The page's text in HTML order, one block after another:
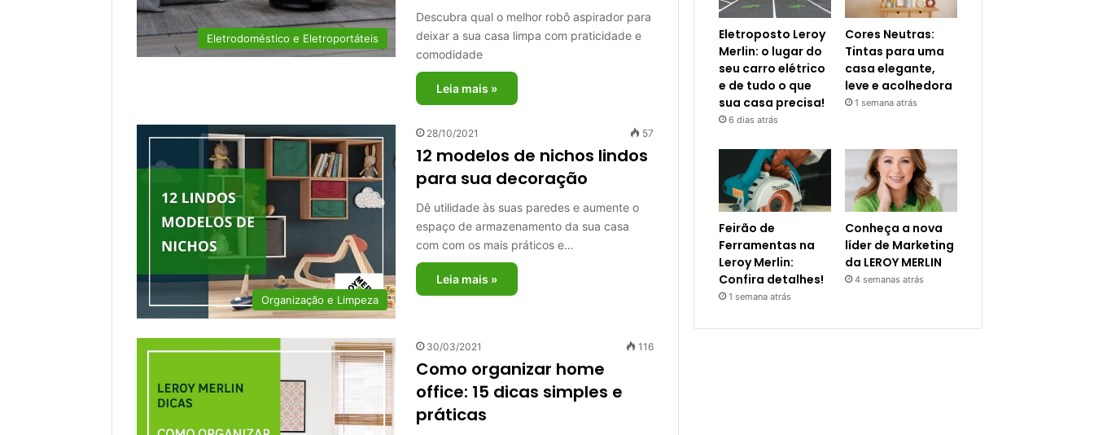
Eletrodoméstico e Eletroportáteis
Descubra qual o melhor robô aspirador para
deixar a sua casa limpa com praticidade e
comodidade
Leia mais »
Organização e Limpeza
28/10/2021 57
12 modelos de nichos lindos
para sua decoração
Dê utilidade às suas paredes e aumente o
espaço de armazenamento da sua casa
com com os mais práticos e…
Leia mais »
30/03/2021 116
Como organizar home
office: 15 dicas simples e
práticas
Eletroposto Leroy
Merlin: o lugar do
seu carro elétrico
e de tudo o que
sua casa precisa!
6 dias atrás
Cores Neutras:
Tintas para uma
casa elegante,
leve e acolhedora
1 semana atrás
Feirão de
Ferramentas na
Leroy Merlin:
Confira detalhes!
1 semana atrás
Conheça a nova
líder de Marketing
da LEROY MERLIN
4 semanas atrás